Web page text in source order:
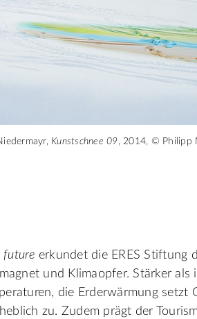
Kunstschnee 09, 2014, © Philipp
future erkundet die ERES Stiftung
und Klimaopfer. Stärker
die Erderwärmung setzt
zu. Zudem prägt der